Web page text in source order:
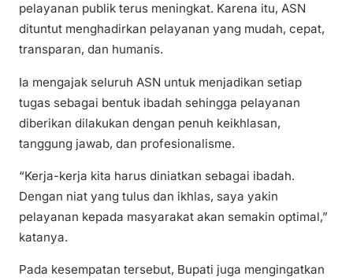
pelayanan publik terus meningkat. Karena itu, ASN
dituntut menghadirkan pelayanan yang mudah, cepat,
transparan, dan humanis.
Ia mengajak seluruh ASN untuk menjadikan setiap
tugas sebagai bentuk ibadah sehingga pelayanan
diberikan dilakukan dengan penuh keikhlasan,
tanggung jawab, dan profesionalisme.
“Kerja-kerja kita harus diniatkan sebagai ibadah.
Dengan niat yang tulus dan ikhlas, saya yakin
pelayanan kepada masyarakat akan semakin optimal,”
katanya.
Pada kesempatan tersebut, Bupati juga mengingatkan